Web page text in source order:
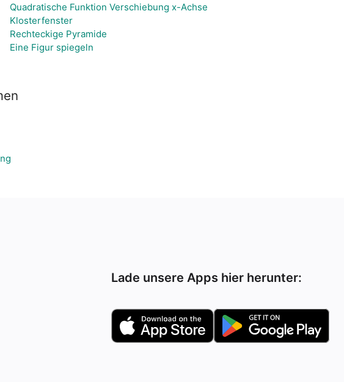
Quadratische Funktion Verschiebung x-Achse
Klosterfenster
Rechteckige Pyramide
Eine Figur spiegeln
Lade unsere Apps hier herunter: